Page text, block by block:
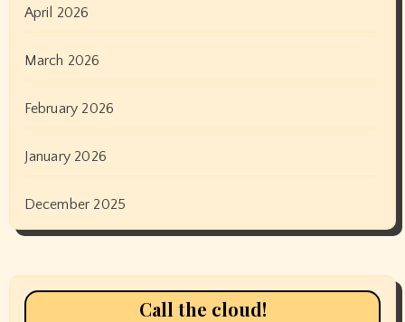
April 2026
March 2026
February 2026
January 2026
December 2025
Call the cloud!